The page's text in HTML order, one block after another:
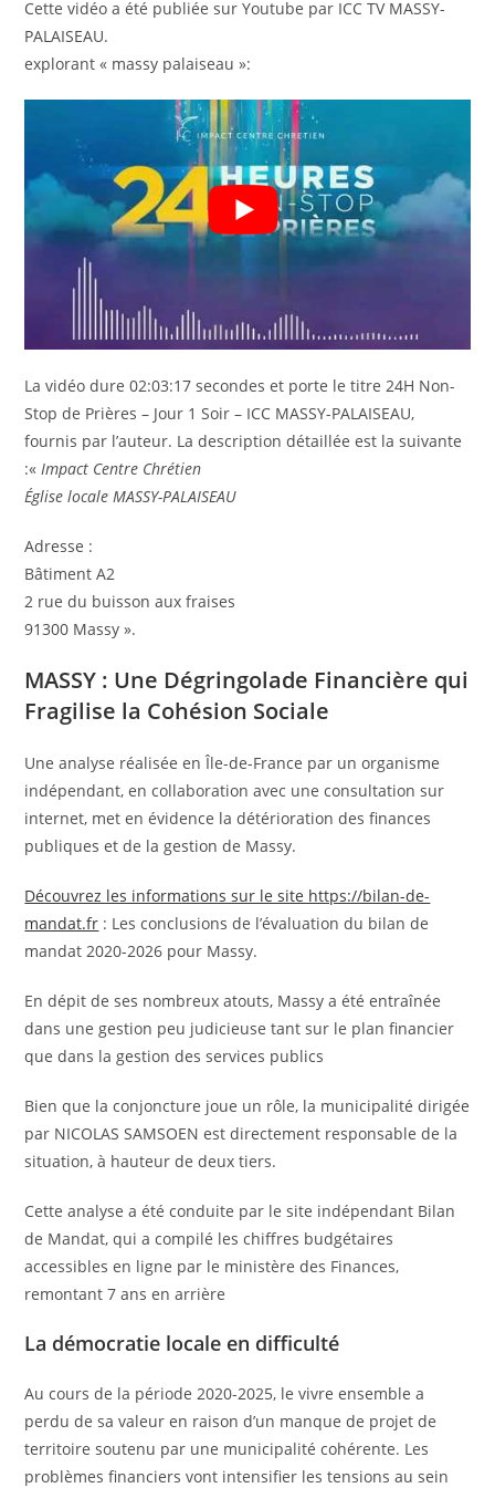
Cette vidéo a été publiée sur Youtube par ICC TV MASSY-
PALAISEAU.
explorant « massy palaiseau »:
La vidéo dure 02:03:17 secondes et porte le titre 24H Non-
Stop de Prières – Jour 1 Soir – ICC MASSY-PALAISEAU,
fournis par l’auteur. La description détaillée est la suivante
:« Impact Centre Chrétien
Église locale MASSY-PALAISEAU
Adresse :
Bâtiment A2
2 rue du buisson aux fraises
91300 Massy ».
MASSY : Une Dégringolade Financière qui
Fragilise la Cohésion Sociale
Une analyse réalisée en Île-de-France par un organisme
indépendant, en collaboration avec une consultation sur
internet, met en évidence la détérioration des finances
publiques et de la gestion de Massy.
Découvrez les informations sur le site https://bilan-de-
mandat.fr : Les conclusions de l’évaluation du bilan de
mandat 2020-2026 pour Massy.
En dépit de ses nombreux atouts, Massy a été entraînée
dans une gestion peu judicieuse tant sur le plan financier
que dans la gestion des services publics
Bien que la conjoncture joue un rôle, la municipalité dirigée
par NICOLAS SAMSOEN est directement responsable de la
situation, à hauteur de deux tiers.
Cette analyse a été conduite par le site indépendant Bilan
de Mandat, qui a compilé les chiffres budgétaires
accessibles en ligne par le ministère des Finances,
remontant 7 ans en arrière
La démocratie locale en difficulté
Au cours de la période 2020-2025, le vivre ensemble a
perdu de sa valeur en raison d’un manque de projet de
territoire soutenu par une municipalité cohérente. Les
problèmes financiers vont intensifier les tensions au sein